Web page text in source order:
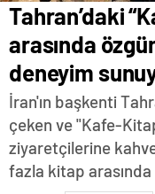
Tahran’daki
arasında
deneyim
İran'ın başkenti
çeken ve "Kafe-
ziyaretçilerine
fazla kitap